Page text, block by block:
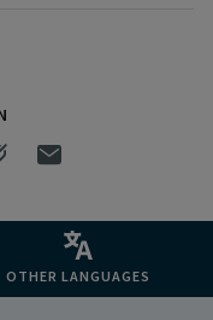
OTHER LANGUAGES